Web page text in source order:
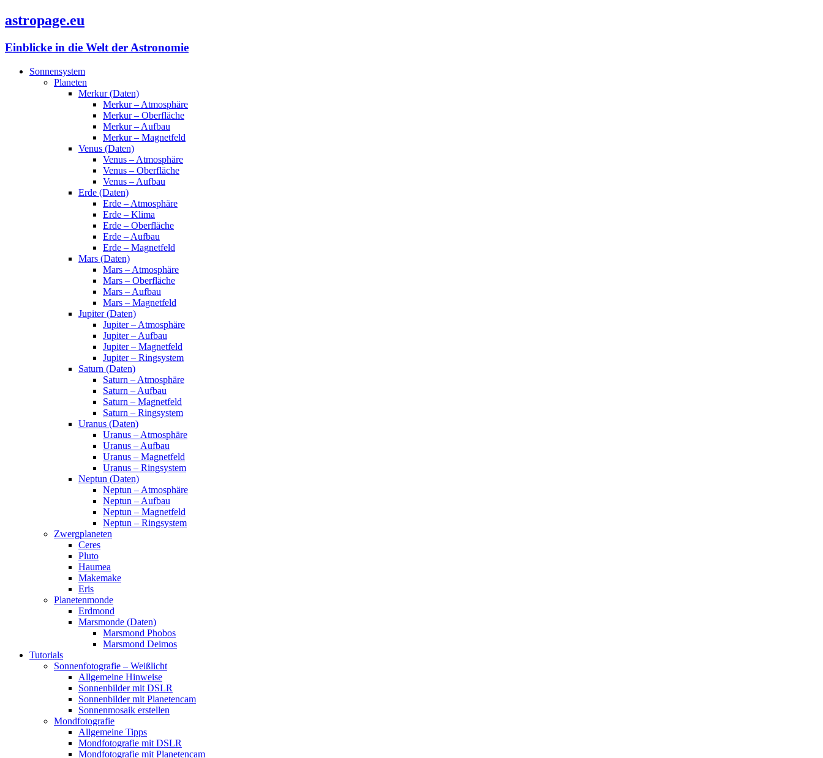
astropage.eu
Einblicke in die Welt der Astronomie
Sonnensystem
Planeten
Merkur (Daten)
Merkur – Atmosphäre
Merkur – Oberfläche
Merkur – Aufbau
Merkur – Magnetfeld
Venus (Daten)
Venus – Atmosphäre
Venus – Oberfläche
Venus – Aufbau
Erde (Daten)
Erde – Atmosphäre
Erde – Klima
Erde – Oberfläche
Erde – Aufbau
Erde – Magnetfeld
Mars (Daten)
Mars – Atmosphäre
Mars – Oberfläche
Mars – Aufbau
Mars – Magnetfeld
Jupiter (Daten)
Jupiter – Atmosphäre
Jupiter – Aufbau
Jupiter – Magnetfeld
Jupiter – Ringsystem
Saturn (Daten)
Saturn – Atmosphäre
Saturn – Aufbau
Saturn – Magnetfeld
Saturn – Ringsystem
Uranus (Daten)
Uranus – Atmosphäre
Uranus – Aufbau
Uranus – Magnetfeld
Uranus – Ringsystem
Neptun (Daten)
Neptun – Atmosphäre
Neptun – Aufbau
Neptun – Magnetfeld
Neptun – Ringsystem
Zwergplaneten
Ceres
Pluto
Haumea
Makemake
Eris
Planetenmonde
Erdmond
Marsmonde (Daten)
Marsmond Phobos
Marsmond Deimos
Tutorials
Sonnenfotografie – Weißlicht
Allgemeine Hinweise
Sonnenbilder mit DSLR
Sonnenbilder mit Planetencam
Sonnenmosaik erstellen
Mondfotografie
Allgemeine Tipps
Mondfotografie mit DSLR
Mondfotografie mit Planetencam